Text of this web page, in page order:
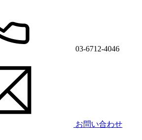
03-6712-4046
お問い合わせ